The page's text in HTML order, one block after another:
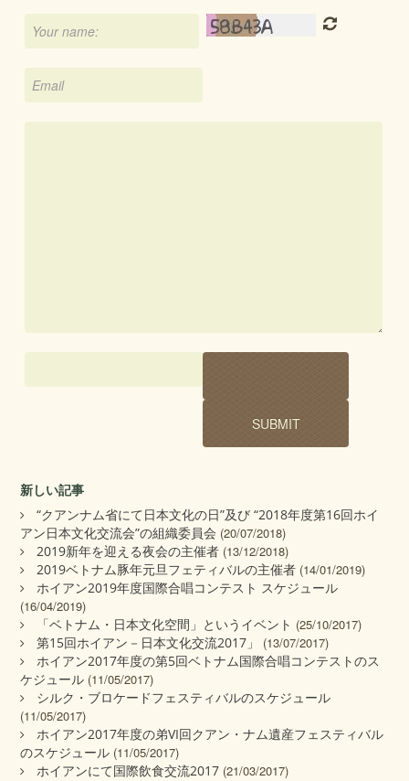
新しい記事
“クアンナム省にて日本文化の日”及び “2018年度第16回ホイ
アン日本文化交流会”の組織委員会 (20/07/2018)
2019新年を迎える夜会の主催者 (13/12/2018)
2019ベトナム豚年元旦フェティバルの主催者 (14/01/2019)
ホイアン2019年度国際合唱コンテスト スケジュール
(16/04/2019)
「ベトナム・日本文化空間」というイベント (25/10/2017)
第15回ホイアン－日本文化交流2017」
(13/07/2017)
ホイアン2017年度の第5回ベトナム国際合唱コンテストのス
ケジュール (11/05/2017)
シルク・ブロケードフェスティバルのスケジュール
(11/05/2017)
ホイアン2017年度の弟VI回クアン・ナム遺産フェスティバル
のスケジュール (11/05/2017)
ホイアンにて国際飲食交流2017 (21/03/2017)